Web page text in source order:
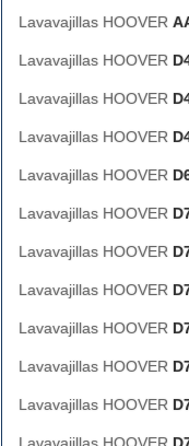
Lavavajillas HOOVER
Lavavajillas HOOVER
Lavavajillas HOOVER
Lavavajillas HOOVER
Lavavajillas HOOVER
Lavavajillas HOOVER
Lavavajillas HOOVER
Lavavajillas HOOVER
Lavavajillas HOOVER
Lavavajillas HOOVER
Lavavajillas HOOVER